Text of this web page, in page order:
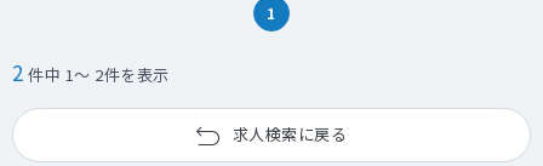
1
2 件中 1～ 2件を表示
求人検索に戻る